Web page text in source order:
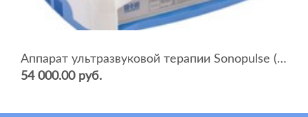
Аппарат ультразвуковой терапии Sonopulse (мультичастотный 1 и 3 Мгц)
54 000.00 руб.